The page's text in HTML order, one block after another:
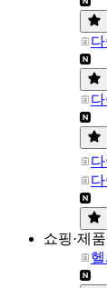
쇼핑·제품